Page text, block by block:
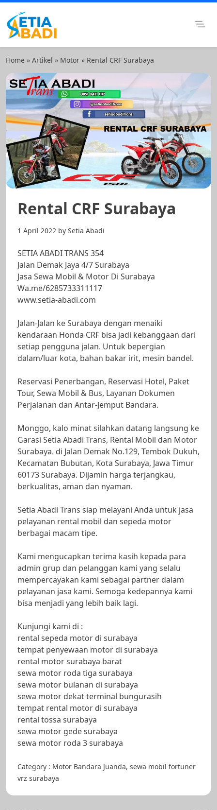
Skip
content
Setia Abadi Group
Paket Wisata Murah, Rental Mobil dan Rental Motor
Surabaya
Home » Artikel » Motor » Rental CRF Surabaya
Rental CRF Surabaya
1 April 2022 by Setia Abadi
SETIA ABADI TRANS 354
Jalan Demak Jaya 4/7 Surabaya
Jasa Sewa Mobil & Motor Di Surabaya
Wa.me/6285733311117
www.setia-abadi.com
Jalan-Jalan ke Surabaya dengan menaiki
kendaraan Honda CRF bisa jadi kebanggaan dari
setiap pengguna jalan. Untuk bepergian
dalam/luar kota, bahan bakar irit, mesin bandel.
Reservasi Penerbangan, Reservasi Hotel, Paket
Tour, Sewa Mobil & Bus, Layanan Dokumen
Perjalanan dan Antar-Jemput Bandara.
Monggo, kalo minat silahkan datang langsung ke
Garasi Setia Abadi Trans, Rental Mobil dan Motor
Surabaya. di Jalan Demak No.129, Tembok Dukuh,
Kecamatan Bubutan, Kota Surabaya, Jawa Timur
60173 Surabaya. Dijamin harga terjangkau,
berkualitas, aman dan nyaman.
Setia Abadi Trans siap melayani Anda untuk jasa
pelayanan rental mobil dan sepeda motor
berbagai macam tipe.
Kami mengucapkan terima kasih kepada para
admin grup dan pelanggan kami yang selalu
mempercayakan kami sebagai partner dalam
pelayanan jasa kami. Semoga kedepannya kami
bisa menjadi yang lebih baik lagi.
Kunjungi kami di :
rental sepeda motor di surabaya
tempat penyewaan motor di surabaya
rental motor surabaya barat
sewa motor roda tiga surabaya
sewa motor bulanan di surabaya
sewa motor dekat terminal bungurasih
tempat rental motor di surabaya
rental tossa surabaya
sewa motor gede surabaya
sewa motor roda 3 surabaya
Category : Motor Bandara Juanda, sewa mobil fortuner
vrz surabaya